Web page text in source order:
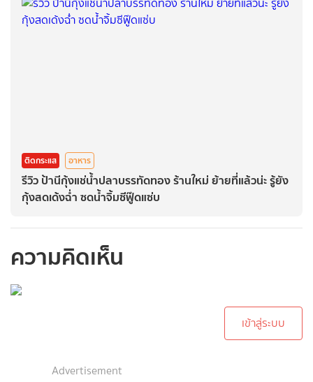
ติดกระแส อาหาร
รีวิว ป้านีกุ้งแช่น้ำปลาบรรทัดทอง ร้านใหม่ ย้ายที่แล้วน่ะ รู้ยัง
กุ้งสดเด้งฉ่ำ ซดน้ำจิ้มซีฟู๊ดแซ่บ
ความคิดเห็น
เข้าสู่ระบบ
Advertisement